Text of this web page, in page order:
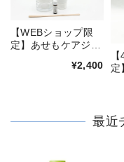
【WEBショップ限
定】あせもケアジェ
¥2,400
定】 灼熱の
最近